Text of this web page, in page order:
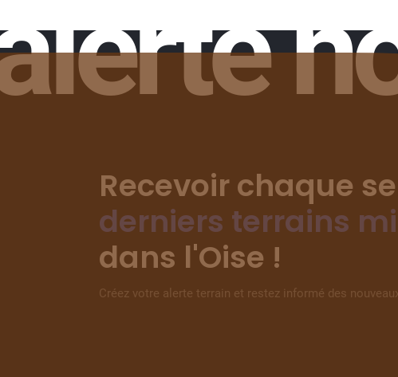
Recevoir chaque
derniers terrains
dans l'Oise !
Créez votre alerte terrain et restez informé des